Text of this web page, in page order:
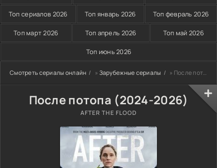
Топ сериалов 2026 Топ январь 2026 Топ февраль 2026
Топ март 2026 Топ апрель 2026 Топ май 2026
Топ июнь 2026
Смотреть сериалы онлайн » Зарубежные сериалы » После потопа (2024-2026)
После потопа (2024-2026)
AFTER THE FLOOD